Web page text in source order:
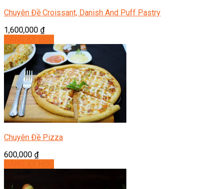
Chuyên Đề Croissant, Danish And Puff Pastry
1,600,000 ₫
Chuyên Đề Pizza
600,000 ₫